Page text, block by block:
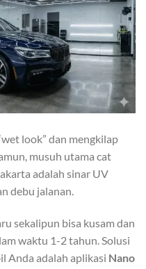
look” dan mengkilap
musuh utama cat
adalah sinar UV
debu jalanan.
sekalipun bisa kusam dan
waktu 1-2 tahun. Solusi
Anda adalah aplikasi Nano